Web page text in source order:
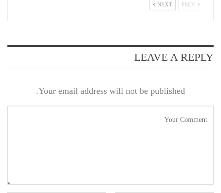
NEXT
LEAVE A REPLY
Your email address will not be published.